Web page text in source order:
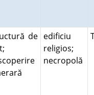
de edificiu
religios;
necropolă